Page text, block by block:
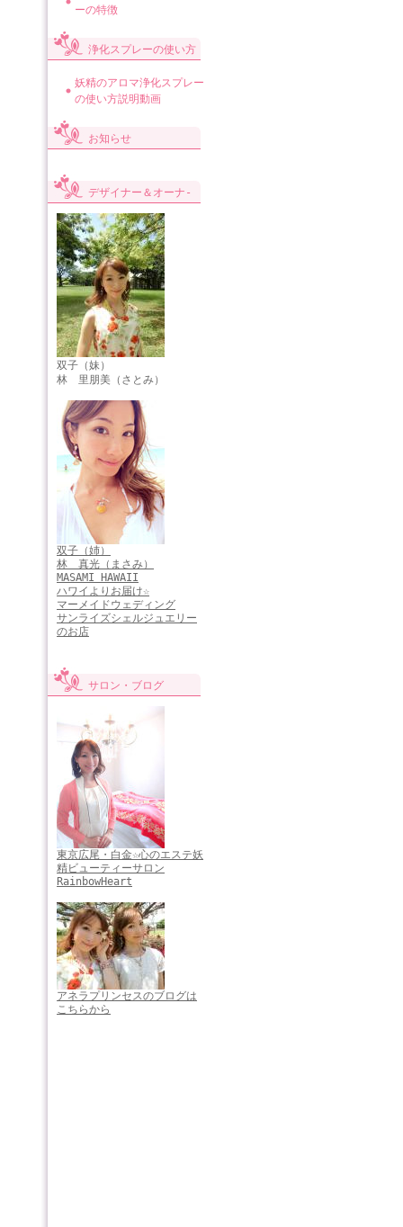
ーの特徴
浄化スプレーの使い方
妖精のアロマ浄化スプレー
の使い方説明動画
お知らせ
デザイナー＆オーナ-
双子（妹）
林 里朋美（さとみ）
双子（姉）
林 真光（まさみ）
MASAMI HAWAII
ハワイよりお届け☆
マーメイドウェディング
サンライズシェルジュエリー
のお店
サロン・ブログ
東京広尾・白金☆心のエステ妖
精ビューティーサロン
RainbowHeart
アネラプリンセスのブログは
こちらから